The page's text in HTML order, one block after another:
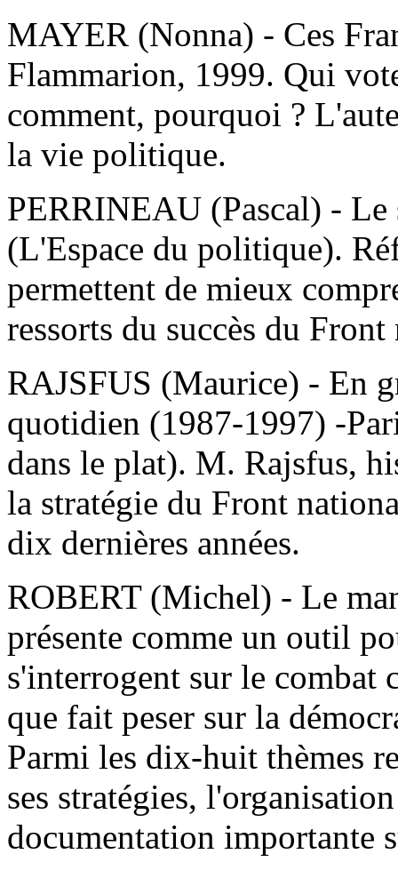
MAYER (Nonna) - Ces
Flammarion, 1999. Qui
comment, pourquoi ?
la vie politique.
PERRINEAU (Pascal) -
(L'Espace du politique).
permettent de mieux
ressorts du succès du
RAJSFUS (Maurice) - En
quotidien (1987-1997) -
dans le plat). M. Rajsfus,
la stratégie du Front
dix dernières années.
ROBERT (Michel) - Le
présente comme un outil
s'interrogent sur le combat
que fait peser sur la
Parmi les dix-huit thèmes
ses stratégies,
documentation importante